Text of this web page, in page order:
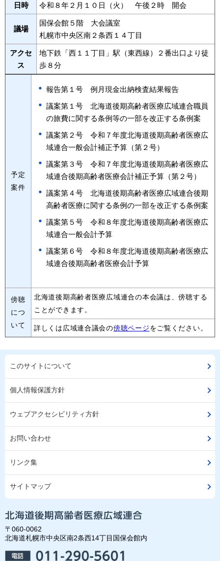
日時
令和８年２月１０日（火） 午後２時 開会
議場
国保会館５階 大会議室
札幌市中央区南２条西１４丁目
アクセ
ス
地下鉄「西１１丁目」駅（東西線）２番出口より徒
歩８分
予定
案件
報告第１号 例月現金出納検査結果報告
議案第１号 北海道後期高齢者医療広域連合職員
の旅費に関する条例等の一部を改正する条例案
議案第２号 令和７年度北海道後期高齢者医療広
域連合一般会計補正予算（第２号）
議案第３号 令和７年度北海道後期高齢者医療広
域連合後期高齢者医療会計補正予算（第２号）
議案第４号 北海道後期高齢者医療広域連合後期
高齢者医療に関する条例の一部を改正する条例案
議案第５号 令和８年度北海道後期高齢者医療広
域連合一般会計予算
議案第６号 令和８年度北海道後期高齢者医療広
域連合後期高齢者医療会計予算
傍聴
につ
いて
北海道後期高齢者医療広域連合の本会議は、傍聴する
ことができます。
詳しくは広域連合議会の傍聴ページをご覧ください。
このサイトについて
個人情報保護方針
ウェブアクセシビリティ方針
お問い合わせ
リンク集
サイトマップ
〒060-0062
北海道札幌市中央区南2条西14丁目国保会館内